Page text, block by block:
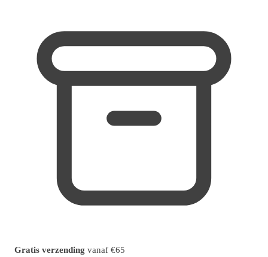
Gratis verzending vanaf €65